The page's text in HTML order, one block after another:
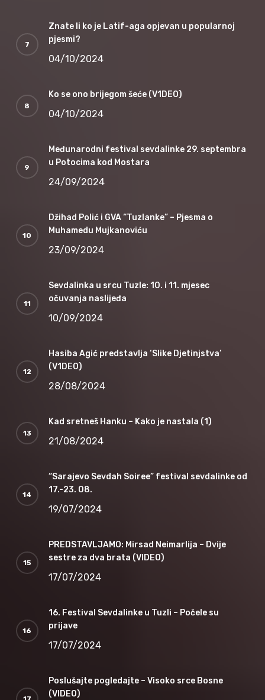
Znate li ko je Latif-aga opjevan u popularnoj
pjesmi?
04/10/2024
Ko se ono brijegom šeće (V1DEO)
04/10/2024
Međunarodni festival sevdalinke 29. septembra
u Potocima kod Mostara
24/09/2024
Džihad Polić i GVA “Tuzlanke” – Pjesma o
Muhamedu Mujkanoviću
23/09/2024
Sevdalinka u srcu Tuzle: 10. i 11. mjesec
očuvanja naslijeđa
10/09/2024
Hasiba Agić predstavlja ‘Slike Djetinjstva’
(V1DEO)
28/08/2024
Kad sretneš Hanku – Kako je nastala (1)
21/08/2024
“Sarajevo Sevdah Soiree” festival sevdalinke od
17.-23. 08.
19/07/2024
PREDSTAVLJAMO: Mirsad Neimarlija – Dvije
sestre za dva brata (VIDEO)
17/07/2024
16. Festival Sevdalinke u Tuzli – Počele su
prijave
17/07/2024
Poslušajte pogledajte – Visoko srce Bosne
(VIDEO)